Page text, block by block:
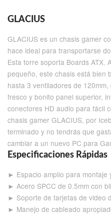
GLACIUS
GLACIUS es un chasis gamer
hace ideal para transportarse
Esta torre soporta Boards ATX.
pequeño, este chasis está bien
hasta 3 ventiladores de
fresco y bonito panel superior,
conectores HD audio para fácil
chasis gamer GLACIUS, por
terminado y no tendrás que
cambiar a un nuevo PC para
Especificaciones Rápidas
► Espacio amplio para montaje
► Acero SPCC de 0.5mm con
► Soporte de tarjetas de video
► Manejo de cableado